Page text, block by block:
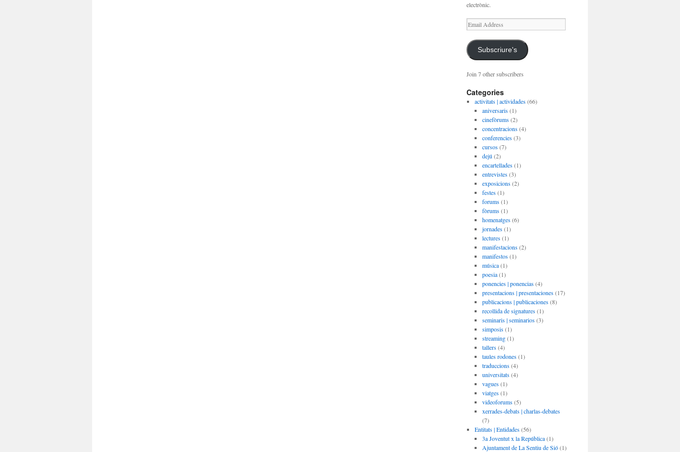
electrònic.
Email
Address
Subscriure's
Join 7 other subscribers
Categories
activitats | actividades(66)
aniversaris(1)
cinefòrums(2)
concentracions(4)
conferencies(3)
cursos(7)
dejú (2)
encartellades(1)
entrevistes(3)
exposicions(2)
festes(1)
forums(1)
fòrums(1)
homenatges(6)
jornades(1)
lectures(1)
manifestacions(2)
manifestos(1)
música(1)
poesia(1)
ponencies | ponencias(4)
presentacions | presentaciones(17)
publicacions | publicaciones(8)
recollida de signatures(1)
seminaris | seminarios(3)
simposis(1)
streaming(1)
tallers(4)
taules rodones(1)
traduccions(4)
universitats(4)
vagues(1)
viatges(1)
videoforums(5)
xerrades-debats | charlas-debates
(7)
Entitats | Entidades(56)
3a Joventut x la República(1)
Ajuntament de La Sentiu de Sió(1)